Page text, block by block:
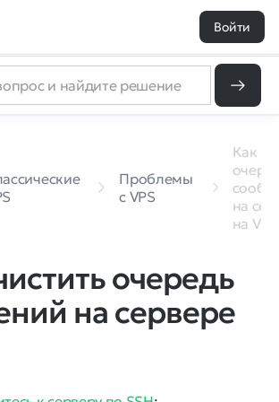
Войти
Проблемы
с VPS
Как
на
на VPS
очередь
на сервере